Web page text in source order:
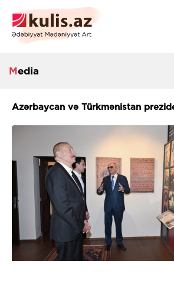
Media
Azərbaycan və Türkmənistan